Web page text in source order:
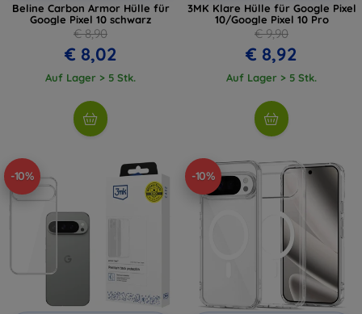
Beline Carbon Armor Hülle für
Google Pixel 10 schwarz
€ 8,90
€ 8,02
Auf Lager > 5 Stk.
3MK Klare Hülle für Google Pixel
10/Google Pixel 10 Pro
€ 9,90
€ 8,92
Auf Lager > 5 Stk.
-10% -10%